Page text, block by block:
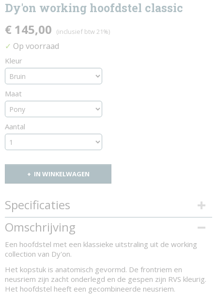
Dy'on working hoofdstel classic
€ 145,00 (inclusief btw 21%)
✓ Op voorraad
Kleur
Maat
Aantal
IN WINKELWAGEN
Specificaties
Productcode
967-8715
Omschrijving
Een hoofdstel met een klassieke uitstraling uit de working
collection van Dy'on.
Het kopstuk is anatomisch gevormd. De frontriem en
neusriem zijn zacht onderlegd en de gespen zijn RVS kleurig.
Het hoofdstel heeft een gecombineerde neusriem.